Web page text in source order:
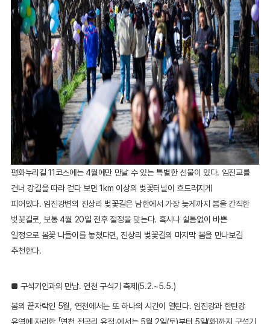
평화누리길 11코스에는 4월에만 만날 수 있는 특별한 선물이 있다. 임진교를
건너 강길을 따라 걷다 보면 1km 이상의 벚꽃터널이 흐드러지게
피어있다. 임진강변의 진상리 벚꽃길은 남한에서 가장 늦게까지 봄을 간직한
벚꽃길로, 보통 4월 20일 전후 절정을 맞는다. 혹시나 쉴틈없이 바쁜
일정으로 봄꽃 나들이를 놓쳤다면, 진상리 벚꽃길의 마지막 봄을 만나보길
추천한다.
■ 구석기인과의 만남. 연천 구석기 축제(5.2.~5.5.)
봄의 끝자락인 5월, 연천에서는 또 하나의 시간이 열린다. 임진강과 한탄강
유역에 자리한 「연천 전곡리 유적」에서는 5월 2일(토)부터 5일(화)까지 구석기